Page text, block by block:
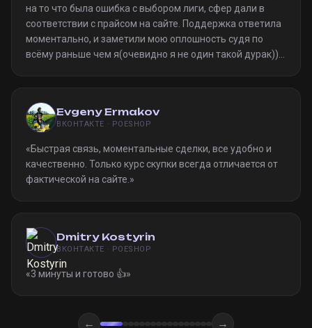
на то что была ошибка с выбором лиги, сфер дали в
соответствии с прайсом на сайте. Поддержка ответила
моментально, и заметили мою оплошность судя по
всёму раньше чем я(очевидно я не один такой дурак)).
Evgeny Ermakov
ВКОНТАКТЕ · POESHOP
«Быстрая связь, моментальные сделки, все удобно и
качественно. Только курс скупки всегда отличается от
фактической на сайте. »
Dmitry Kostyrin
ВКОНТАКТЕ · POESHOP
«3 минуты и готово 👍»
← →